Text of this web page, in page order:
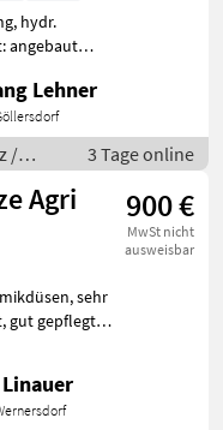
hydr.
angebaut
5 m mit 5
Höhenverstell
Lehner
/
3 Tage online
Agri
900 €
MwSt nicht
ausweisbar